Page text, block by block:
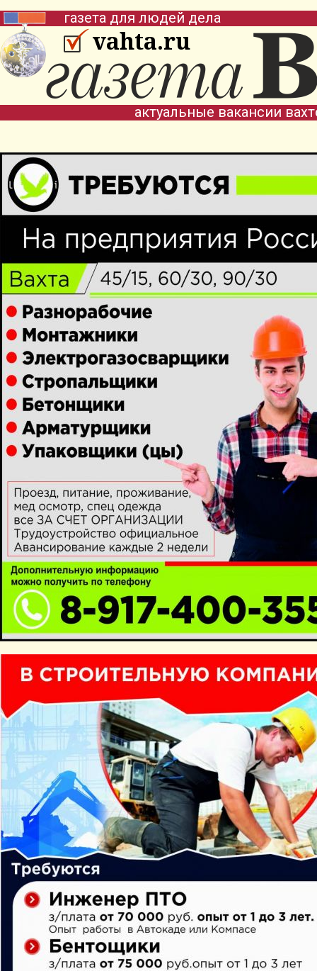
vahta.ru
газета для людей дела
актуальные вакансии